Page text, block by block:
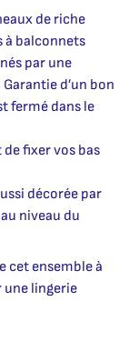
de riche
à balconnets
par une
d’un bon
fermé dans le
fixer vos bas
décorée par
niveau du
cet ensemble à
lingerie